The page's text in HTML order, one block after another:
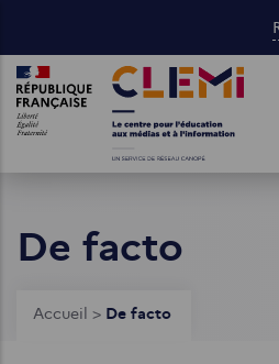
contenu
principal
Images Images
De facto
Fil
Accueil > De facto